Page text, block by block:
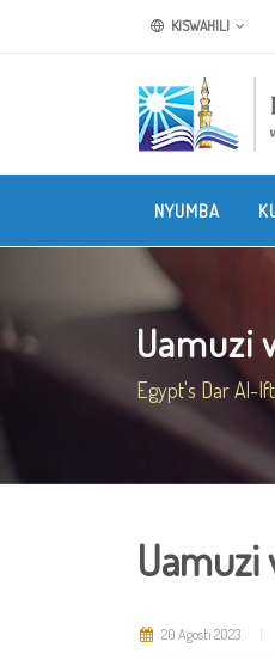
KISWAHILI
NYUMBA
Uamuzi
Egypt's Dar Al-
Uamuzi
20 Agosti 2023